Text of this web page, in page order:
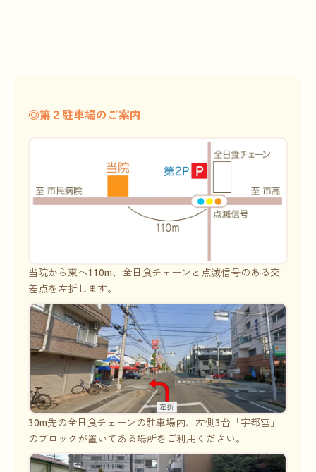
◎第２駐車場のご案内
当院から東へ110m、全日食チェーンと点滅信号のある交
差点を左折します。
30m先の全日食チェーンの駐車場内、左側3台「宇都宮」
のブロックが置いてある場所をご利用ください。